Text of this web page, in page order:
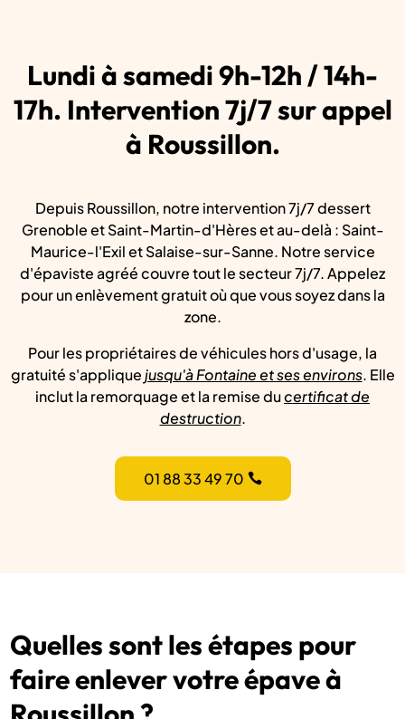
Lundi à samedi 9h-12h / 14h-
17h. Intervention 7j/7 sur appel
à Roussillon.
Depuis Roussillon, notre intervention 7j/7 dessert
Grenoble et Saint-Martin-d'Hères et au-delà : Saint-
Maurice-l'Exil et Salaise-sur-Sanne. Notre service
d'épaviste agréé couvre tout le secteur 7j/7. Appelez
pour un enlèvement gratuit où que vous soyez dans la
zone.
Pour les propriétaires de véhicules hors d'usage, la
gratuité s'appliquejusqu'à Fontaine et ses environs. Elle
inclut la remorquage et la remise ducertificat de
destruction.
01 88 33 49 70
Quelles sont les étapes pour
faire enlever votre épave à